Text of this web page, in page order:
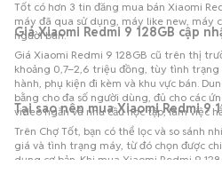
Tốt có hơn 3 tin đăng mua bán Xiaomi
máy đã qua sử dụng, máy like new, máy
người bán.
Giá Xiaomi Redmi 9 128GB cập
Giá Xiaomi Redmi 9 128GB cũ trên thị
khoảng 0,7–2,6 triệu đồng, tùy tình trạng
hành, phụ kiện đi kèm và khu vực bán.
bằng cho đa số người dùng, đủ cho các
video ngắn và nhu cầu học tập, làm việc
Tại sao nên mua Xiaomi Redmi 9
Trên Chợ Tốt, bạn có thể lọc và so sánh
giá và tình trạng máy, từ đó chọn được
dụng cơ bản. Khi mua Xiaomi Redmi 9